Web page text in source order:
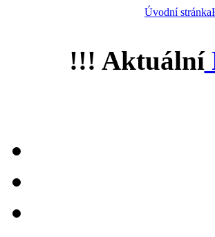
Úvodní stránka
!!! Aktuální